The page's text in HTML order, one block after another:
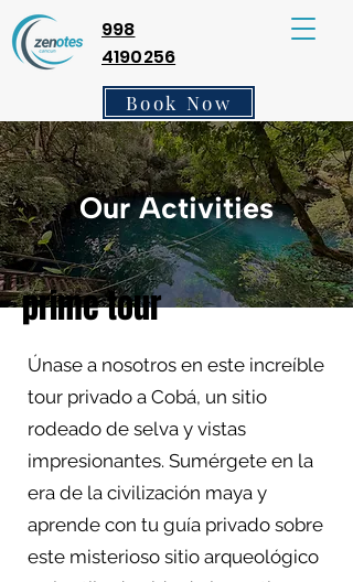
998
4190256
Book Now
Our Activities
prime tour
Únase a nosotros en este increíble
tour privado a Cobá, un sitio
rodeado de selva y vistas
impresionantes. Sumérgete en la
era de la civilización maya y
aprende con tu guía privado sobre
este misterioso sitio arqueológico